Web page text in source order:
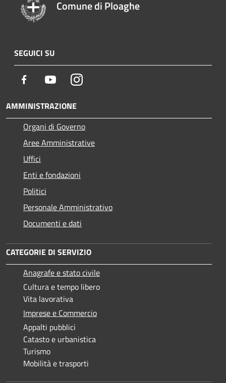
Comune di Ploaghe
SEGUICI SU
Facebook YoutubeInstagram
AMMINISTRAZIONE
Organi di Governo
Aree Amministrative
Uffici
Enti e fondazioni
Politici
Personale Amministrativo
Documenti e dati
CATEGORIE DI SERVIZIO
Anagrafe e stato civile
Cultura e tempo libero
Vita lavorativa
Imprese e Commercio
Appalti pubblici
Catasto e urbanistica
Turismo
Mobilità e trasporti